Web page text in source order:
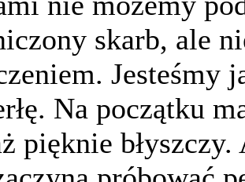
skarb, ale
Jesteśmy
Na początku
pięknie